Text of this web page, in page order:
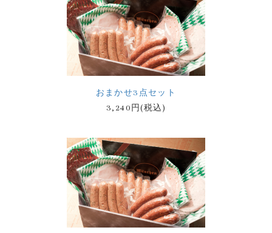
おまかせ3点セット
3,240円(税込)